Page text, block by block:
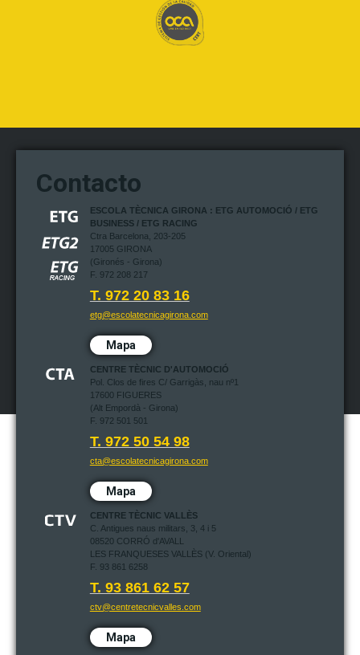
Contacto
ESCOLA TÈCNICA GIRONA : ETG AUTOMOCIÓ / ETG
BUSINESS / ETG RACING
Ctra Barcelona, 203-205
17005 GIRONA
(Gironés - Girona)
F. 972 208 217
T. 972 20 83 16
etg@escolatecnicagirona.com
Mapa
CENTRE TÈCNIC D'AUTOMOCIÓ
Pol. Clos de fires C/ Garrigàs, nau nº1
17600 FIGUERES
(Alt Empordà - Girona)
F. 972 501 501
T. 972 50 54 98
cta@escolatecnicagirona.com
Mapa
CENTRE TÈCNIC VALLÈS
C. Antigues naus militars, 3, 4 i 5
08520 CORRÓ d'AVALL
LES FRANQUESES VALLÈS (V. Oriental)
F. 93 861 6258
T. 93 861 62 57
ctv@centretecnicvalles.com
Mapa